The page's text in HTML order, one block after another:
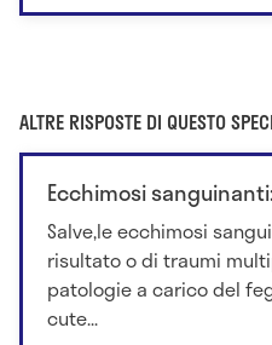
ALTRE RISPOSTE DI QUESTO
Ecchimosi
Salve,le ecchimosi
risultato o di traumi
patologie a carico del
cute...